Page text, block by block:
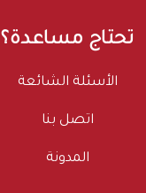
تحتاج مساعدة؟
الأسئلة الشائعة
اتصل بنا
المدونة